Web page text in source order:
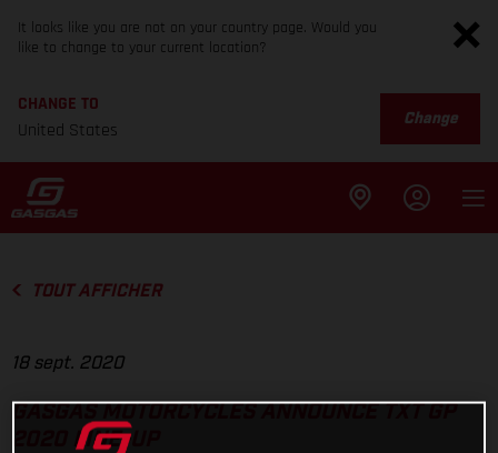
It looks like you are not on your country page. Would you
like to change to your current location?
CHANGE TO
United States
Change
TOUT AFFICHER
18 sept. 2020
2020 LINE-UP